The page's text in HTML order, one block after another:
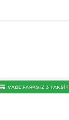
VADE FARKSIZ 3 TAKSİT